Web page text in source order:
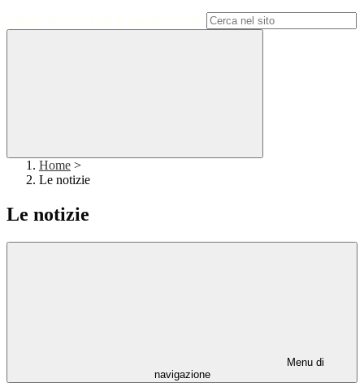
Home >
Le notizie
Le notizie
Menu di
navigazione